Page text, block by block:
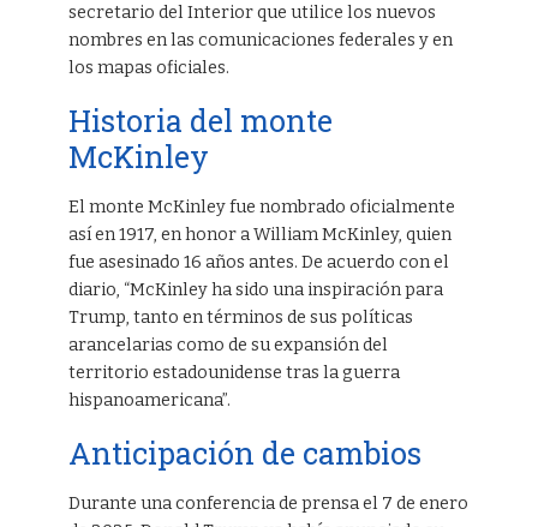
secretario del Interior que utilice los nuevos
nombres en las comunicaciones federales y en
los mapas oficiales.
Historia del monte
McKinley
El monte McKinley fue nombrado oficialmente
así en 1917, en honor a William McKinley, quien
fue asesinado 16 años antes. De acuerdo con el
diario, “McKinley ha sido una inspiración para
Trump, tanto en términos de sus políticas
arancelarias como de su expansión del
territorio estadounidense tras la guerra
hispanoamericana”.
Anticipación de cambios
Durante una conferencia de prensa el 7 de enero